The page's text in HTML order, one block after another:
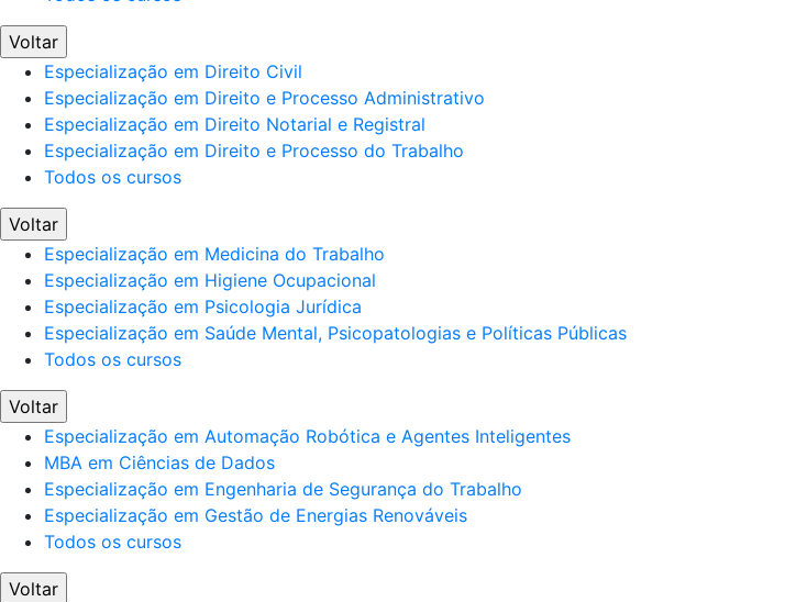
Voltar
Especialização em Direito Civil
Especialização em Direito e Processo Administrativo
Especialização em Direito Notarial e Registral
Especialização em Direito e Processo do Trabalho
Todos os cursos
Voltar
Especialização em Medicina do Trabalho
Especialização em Higiene Ocupacional
Especialização em Psicologia Jurídica
Especialização em Saúde Mental, Psicopatologias e Políticas Públicas
Todos os cursos
Voltar
Especialização em Automação Robótica e Agentes Inteligentes
MBA em Ciências de Dados
Especialização em Engenharia de Segurança do Trabalho
Especialização em Gestão de Energias Renováveis
Todos os cursos
Voltar